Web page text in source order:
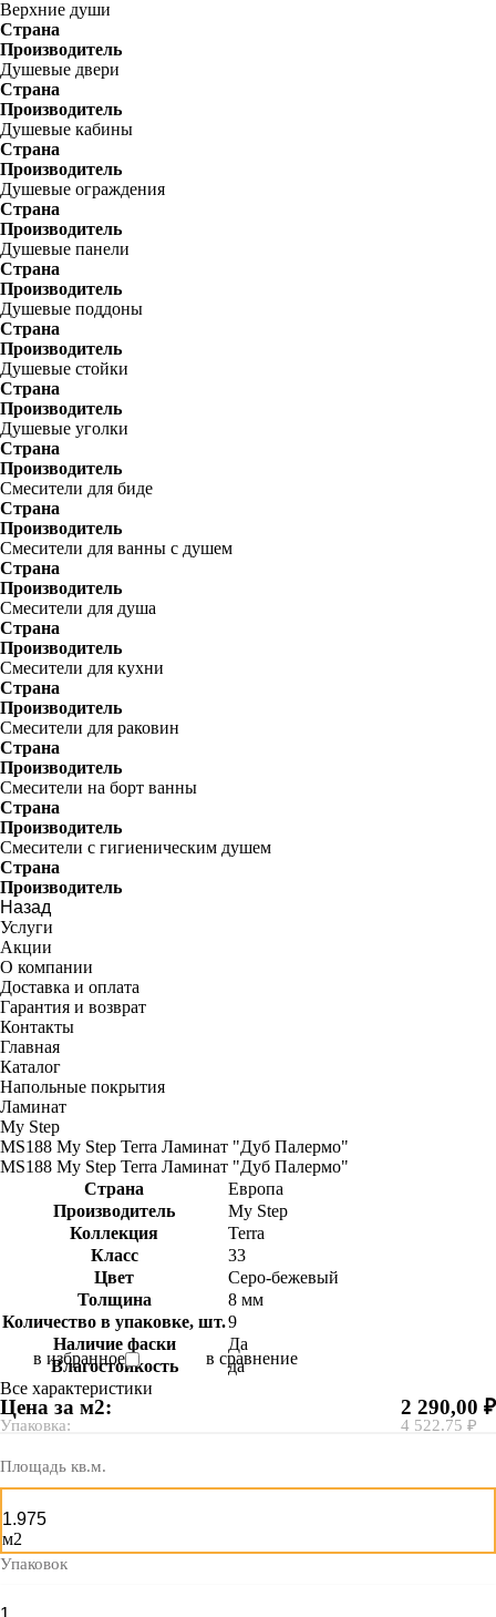
Верхние души
Страна
Производитель
Душевые двери
Страна
Производитель
Душевые кабины
Страна
Производитель
Душевые ограждения
Страна
Производитель
Душевые панели
Страна
Производитель
Душевые поддоны
Страна
Производитель
Душевые стойки
Страна
Производитель
Душевые уголки
Страна
Производитель
Смесители для биде
Страна
Производитель
Смесители для ванны с душем
Страна
Производитель
Смесители для душа
Страна
Производитель
Смесители для кухни
Страна
Производитель
Смесители для раковин
Страна
Производитель
Смесители на борт ванны
Страна
Производитель
Смесители с гигиеническим душем
Страна
Производитель
Назад
Услуги
Акции
О компании
Доставка и оплата
Гарантия и возврат
Контакты
Главная
Каталог
Напольные покрытия
Ламинат
My Step
MS188 My Step Terra Ламинат "Дуб Палермо"
MS188 My Step Terra Ламинат "Дуб Палермо"
Страна
Европа
Производитель
My Step
Коллекция
Terra
Класс
33
Цвет
Серо-бежевый
Толщина
8 мм
Количество в упаковке, шт.9
Наличие фаски
Да
Влагостойкость
да
Все характеристики
в избранное в сравнение
Цена за м2:
Упаковка:
2 290,00 ₽
4 522.75 ₽
Площадь кв.м.
м2
Упаковок